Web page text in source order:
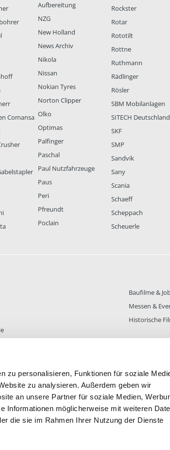
zu personalisieren, Funktionen für soziale
zu analysieren. Außerdem geben wir
an unsere Partner für soziale Medien,
Informationen möglicherweise mit weiteren
die sie im Rahmen Ihrer Nutzung der Dienste
Comansa
Aufbereitung
NZG
New Holland
News Archiv
Nikola
Nissan
Nokian Tyres
Norton Clipper
Olko
Optimas
Palfinger
Paschal
Paul Nutzfahrzeuge
Paus
Peri
Pfreundt
Poclain
Rockster
Rotar
Rototilt
Rottne
Ruthmann
Rädlinger
Rösler
SBM Mobilanlagen
SITECH Deutschland
SKF
SMP
Sandvik
Sany
Scania
Schaeff
Scheppach
Scheuerle
Baufilme &
Messen &
Historische
FOREN STATISTIK ALLE THEMEN